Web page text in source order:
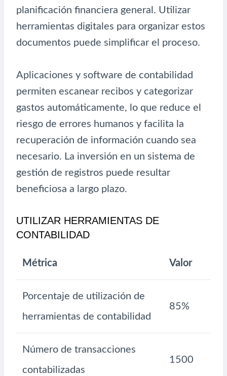
planificación financiera general. Utilizar
herramientas digitales para organizar estos
documentos puede simplificar el proceso.
Aplicaciones y software de contabilidad
permiten escanear recibos y categorizar
gastos automáticamente, lo que reduce el
riesgo de errores humanos y facilita la
recuperación de información cuando sea
necesario. La inversión en un sistema de
gestión de registros puede resultar
beneficiosa a largo plazo.
UTILIZAR HERRAMIENTAS DE
CONTABILIDAD
Métrica Valor
Porcentaje de utilización de
herramientas de contabilidad
85%
Número de transacciones
contabilizadas
1500